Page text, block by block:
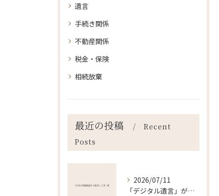
遺言
手続き関係
不動産関係
税金・保険
相続放棄
最近の投稿
Recent
Posts
2026/07/11
「デジタル遺言」が始まる？でも、スマホだけで簡単に作れません